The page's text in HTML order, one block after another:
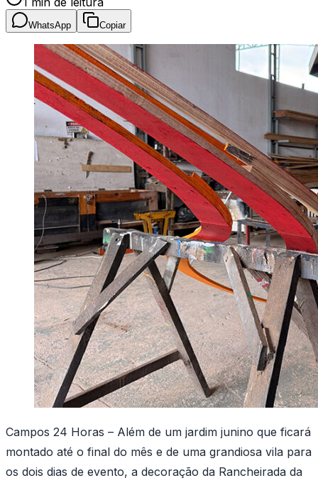
WhatsApp Copiar
Campos 24 Horas – Além de um jardim junino que ficará
montado até o final do mês e de uma grandiosa vila para
os dois dias de evento, a decoração da Rancheirada da